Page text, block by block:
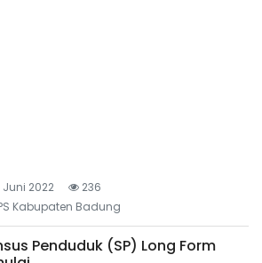
Juni 2022
Kabupaten Badung
236
Penduduk (SP) Long Form